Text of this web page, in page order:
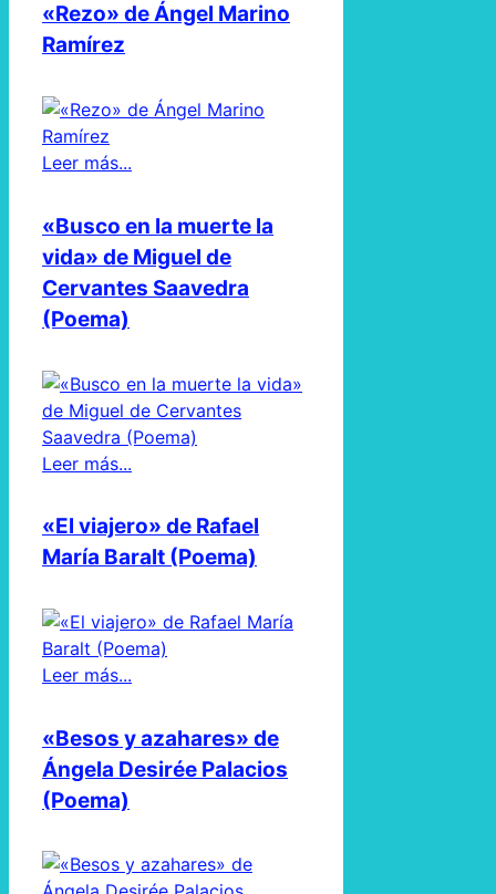
«Rezo» de Ángel Marino
Ramírez
Leer más...
«Busco en la muerte la
vida» de Miguel de
Cervantes Saavedra
(Poema)
Leer más...
«El viajero» de Rafael
María Baralt (Poema)
Leer más...
«Besos y azahares» de
Ángela Desirée Palacios
(Poema)